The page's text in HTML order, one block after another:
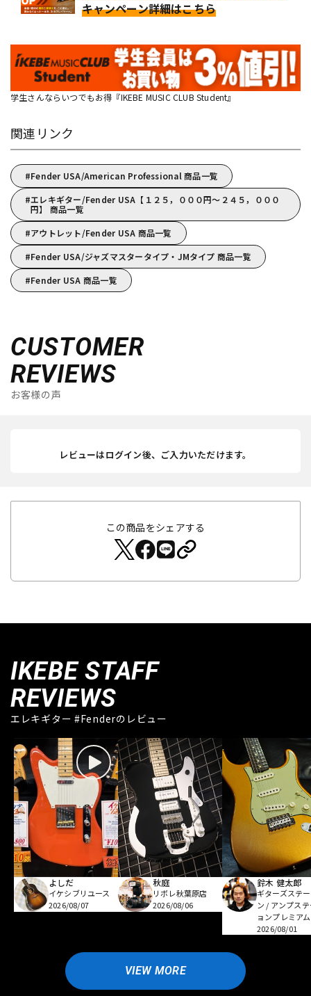
キャンペーン詳細はこちら
学生さんならいつでもお得『IKEBE MUSIC CLUB Student』
関連リンク
Fender USA/American Professional 商品一覧
エレキギター/Fender USA【１２５，０００円～２４５，０００
円】 商品一覧
アウトレット/Fender USA 商品一覧
Fender USA/ジャズマスタータイプ・JMタイプ 商品一覧
Fender USA 商品一覧
CUSTOMER
REVIEWS
お客様の声
レビューはログイン後、ご入力いただけます。
この商品をシェアする
IKEBE STAFF
REVIEWS
エレキギター #Fenderのレビュー
よしだ
イケシブリユース
2026/08/07
秋庭
リボレ秋葉原店
2026/08/06
鈴木 健太郎
ギターズステ
ン / アンプス
ョンプレミアム
2026/08/01
VIEW MORE